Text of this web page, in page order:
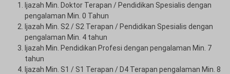
Ijazah Min. Doktor Terapan / Pendidikan Spesialis dengan
pengalaman Min. 0 Tahun
Ijazah Min. S2 / S2 Terapan / Pendidikan Spesialis dengan
pengalaman Min. 4 tahun
Ijazah Min. Pendidikan Profesi dengan pengalaman Min. 7
tahun
Ijazah Min. S1 / S1 Terapan / D4 Terapan pengalaman Min. 8